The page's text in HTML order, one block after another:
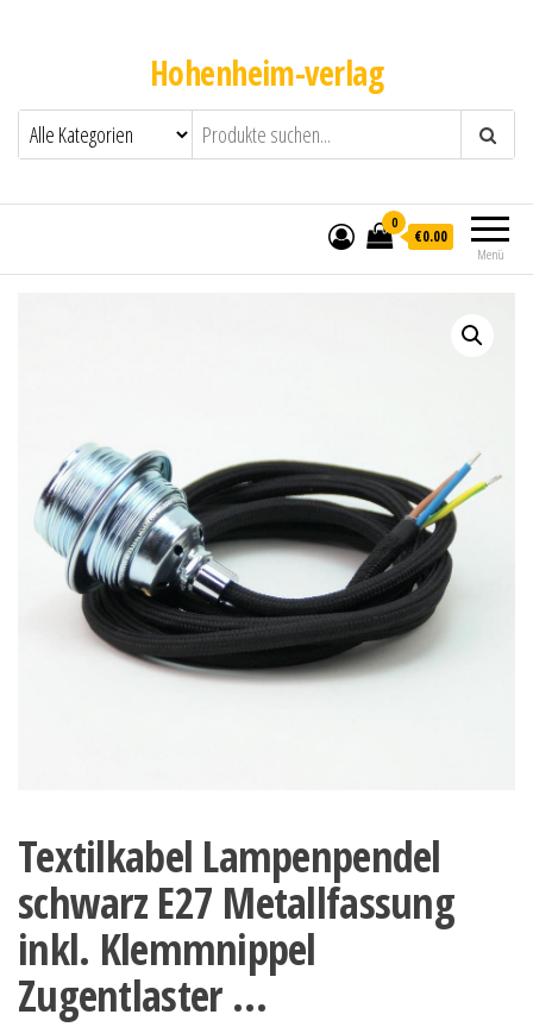
Hohenheim-verlag
Menü
0
€0.00
Textilkabel Lampenpendel
schwarz E27 Metallfassung
inkl. Klemmnippel
Zugentlaster …